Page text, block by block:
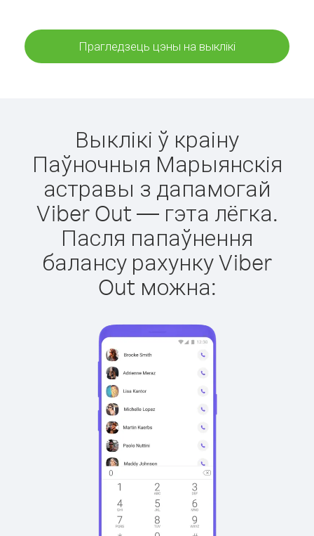
Прагледзець цэны на выклікі
Выклікі ў краіну
Паўночныя Марыянскія
астравы з дапамогай
Viber Out — гэта лёгка.
Пасля папаўнення
балансу рахунку Viber
Out можна: